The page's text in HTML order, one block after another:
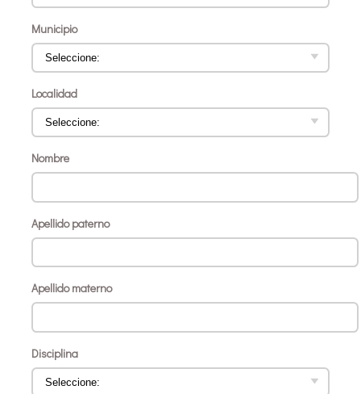
Municipio
Localidad
Nombre
Apellido paterno
Apellido materno
Disciplina